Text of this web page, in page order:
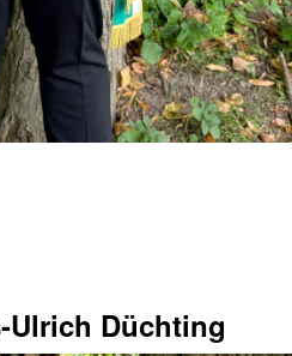
Ulrich Düchting